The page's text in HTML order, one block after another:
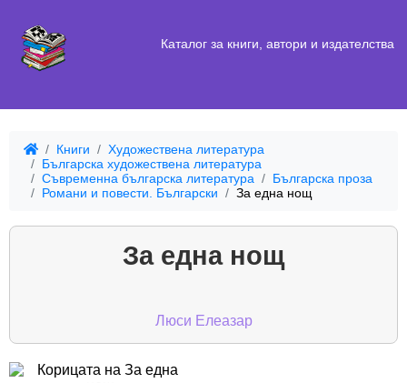
Каталог за книги, автори и издателства
Книги
Художествена литература
Българска художествена литература
Съвременна българска литература
Българска проза
Романи и повести. Български
За една нощ
За една нощ
Люси Елеазар